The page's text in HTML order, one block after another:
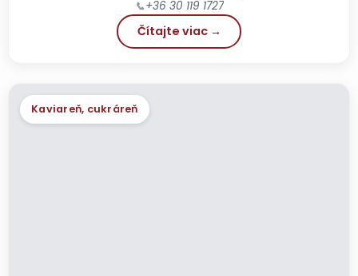
📞+36 30 119 1727
Čítajte viac →
Kaviareň, cukráreň